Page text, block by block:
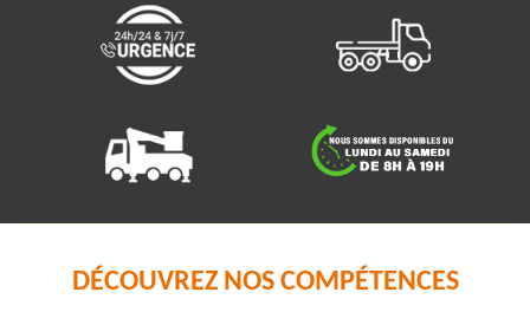
DÉCOUVREZ NOS COMPÉTENCES